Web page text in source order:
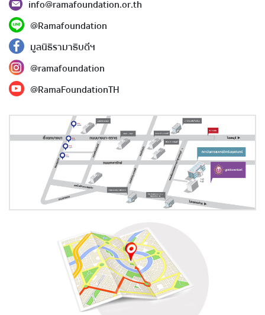
info@ramafoundation.or.th
@Ramafoundation
มูลนิธิรามาธิบดีฯ
@ramafoundation
@RamaFoundationTH